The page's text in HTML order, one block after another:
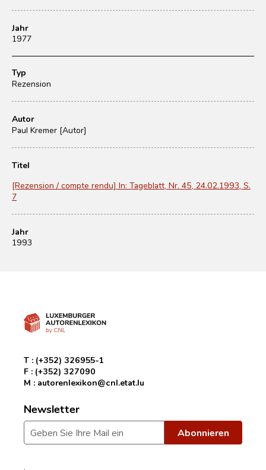
Jahr
1977
Typ
Rezension
Autor
Paul Kremer [Autor]
Titel
[Rezension / compte rendu] In: Tageblatt, Nr. 45, 24.02.1993, S.
7
Jahr
1993
T : (+352) 326955-1
F : (+352) 327090
M : autorenlexikon@cnl.etat.lu
Newsletter